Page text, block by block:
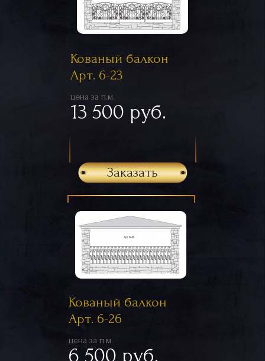
Кованый балкон
Арт. 6-23
цена за п.м.
13 500 руб.
Заказать
Кованый балкон
Арт. 6-26
цена за п.м.
6 500 руб.